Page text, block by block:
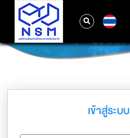
LOG IN
เข้าสู่ระบบ